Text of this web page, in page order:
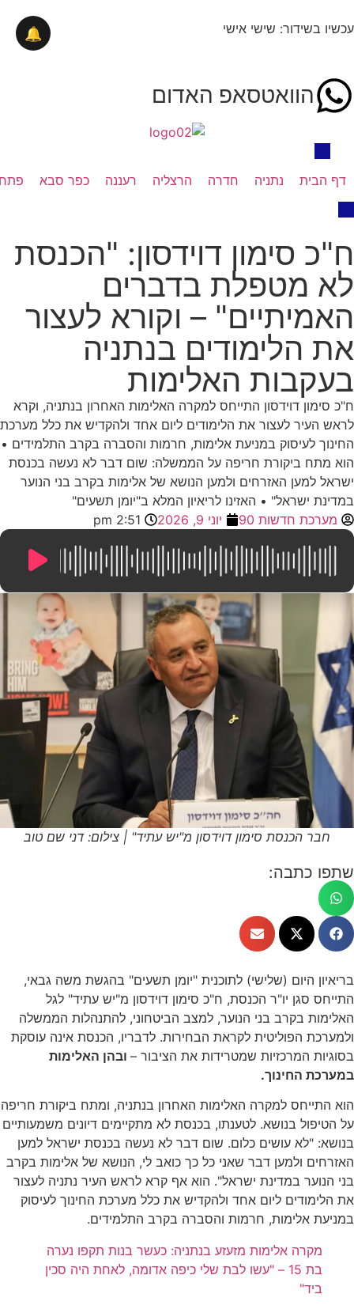
עכשיו בשידור: שישי אישי
הוואטסאפ האדום
דף הבית נתניה חדרה הרצליה רעננה כפר סבא
ח"כ סימון דוידסון: "הכנסת
לא מטפלת בדברים
האמיתיים" – וקורא לעצור
את הלימודים בנתניה
בעקבות האלימות
ח"כ סימון דוידסון התייחס למקרה האלימות האחרון בנתניה, וקרא
לראש העיר לעצור את הלימודים ליום אחד ולהקדיש את כלל מערכת
החינוך לעיסוק במניעת אלימות, חרמות והסברה בקרב התלמידים •
הוא מתח ביקורת חריפה על הממשלה: שום דבר לא נעשה בכנסת
ישראל למען האזרחים ולמען הנושא של אלימות בקרב בני הנוער
במדינת ישראל" • האזינו לריאיון המלא ב"יומן תשעים"
מערכת חדשות 90
יוני 9, 2026 2:51 pm
0:00
10:44
חבר הכנסת סימון דוידסון מ"יש עתיד" | צילום: דני שם טוב
שתפו כתבה:
בריאיון היום (שלישי) לתוכנית "יומן תשעים" בהגשת משה גבאי,
התייחס סגן יו"ר הכנסת, ח"כ סימון דוידסון מ"יש עתיד" לגל
האלימות בקרב בני הנוער, למצב הביטחוני, להתנהלות הממשלה
ולמערכת הפוליטית לקראת הבחירות. לדבריו, הכנסת אינה עוסקת
בסוגיות המרכזיות שמטרידות את הציבור – ובהן האלימות
במערכת החינוך.
הוא התייחס למקרה האלימות האחרון בנתניה, ומתח ביקורת חריפה
על הטיפול בנושא. לטענתו, בכנסת לא מתקיימים דיונים משמעותיים
בנושא: "לא עושים כלום. שום דבר לא נעשה בכנסת ישראל למען
האזרחים ולמען דבר שאני כל כך כואב לי, הנושא של אלימות בקרב
בני הנוער במדינת ישראל". הוא אף קרא לראש העיר נתניה לעצור
את הלימודים ליום אחד ולהקדיש את כלל מערכת החינוך לעיסוק
במניעת אלימות, חרמות והסברה בקרב התלמידים.
מקרה אלימות מזעזע בנתניה: כעשר בנות תקפו נערה
בת 15 – "עשו לבת שלי כיפה אדומה, לאחת היה סכין
ביד"
🔔